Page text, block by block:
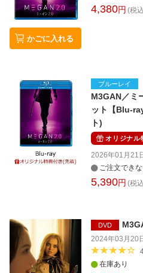
かごに入れる
4,380円 (税
ブルーレイ
M3GAN／ミ
ット【Blu-
ト)
オリジナル
2026年01月21
ご注文でき
5,390円 (税
DVD
2024年03月20
在庫あり